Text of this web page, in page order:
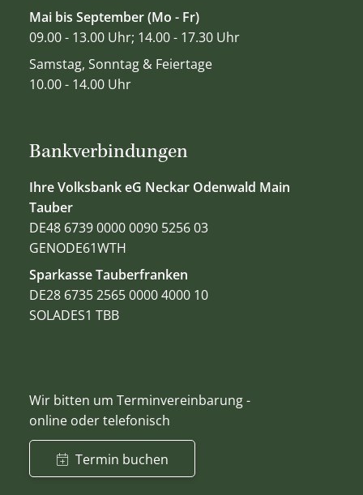
Bankverbindungen
Ihre Volksbank eG Neckar Odenwald Main
Tauber
DE48 6739 0000 0090 5256 03
GENODE61WTH
Sparkasse Tauberfranken
DE28 6735 2565 0000 4000 10
SOLADES1 TBB
Wir bitten um Terminvereinbarung -
online oder telefonisch
Termin buchen
Mai bis September (Mo - Fr)
09.00 - 13.00 Uhr; 14.00 - 17.30 Uhr
Samstag, Sonntag & Feiertage
10.00 - 14.00 Uhr